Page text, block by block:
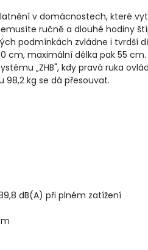
v domácnostech, které
ručně a dlouhé hodiny
podmínkách zvládne i tvrdší
cm, maximální délka pak 55 cm.
„ZHB", kdy pravá ruka
98,2 kg se dá přesouvat.
dB(A) při plném zatížení